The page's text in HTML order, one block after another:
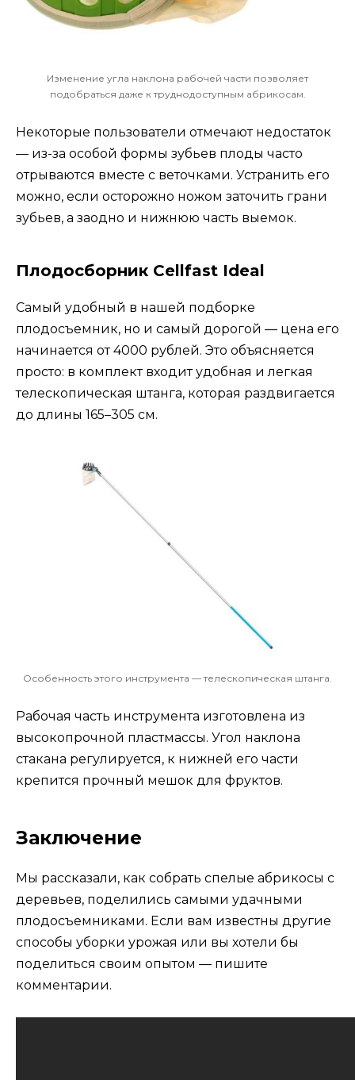
Изменение угла наклона рабочей части позволяет
подобраться даже к труднодоступным абрикосам.
Некоторые пользователи отмечают недостаток
— из-за особой формы зубьев плоды часто
отрываются вместе с веточками. Устранить его
можно, если осторожно ножом заточить грани
зубьев, а заодно и нижнюю часть выемок.
Плодосборник Cellfast Ideal
Самый удобный в нашей подборке
плодосъемник, но и самый дорогой — цена его
начинается от 4000 рублей. Это объясняется
просто: в комплект входит удобная и легкая
телескопическая штанга, которая раздвигается
до длины 165–305 см.
Особенность этого инструмента — телескопическая штанга.
Рабочая часть инструмента изготовлена из
высокопрочной пластмассы. Угол наклона
стакана регулируется, к нижней его части
крепится прочный мешок для фруктов.
Заключение
Мы рассказали, как собрать спелые абрикосы с
деревьев, поделились самыми удачными
плодосъемниками. Если вам известны другие
способы уборки урожая или вы хотели бы
поделиться своим опытом — пишите
комментарии.